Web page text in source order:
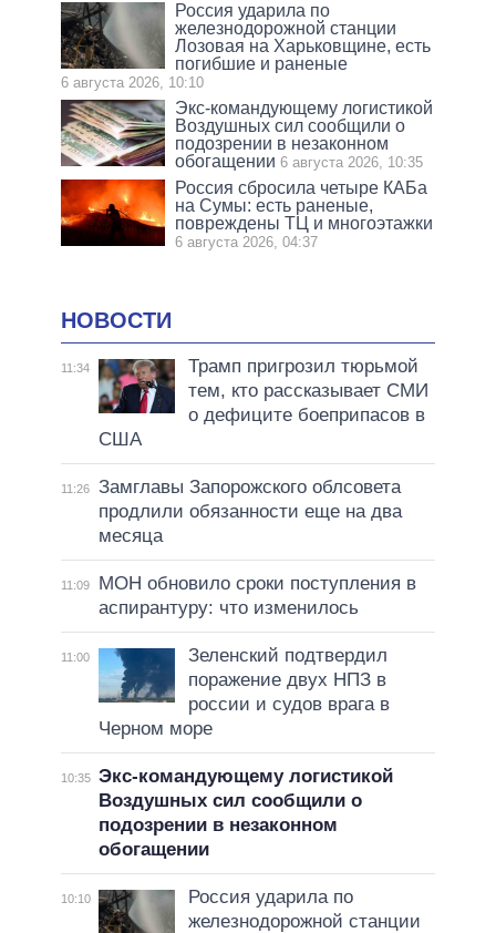
Россия ударила по
железнодорожной станции
Лозовая на Харьковщине, есть
погибшие и раненые
6 августа 2026, 10:10
Экс-командующему логистикой
Воздушных сил сообщили о
подозрении в незаконном
обогащении 6 августа 2026, 10:35
Россия сбросила четыре КАБа
на Сумы: есть раненые,
повреждены ТЦ и многоэтажки
6 августа 2026, 04:37
НОВОСТИ
11:34
Трамп пригрозил тюрьмой
тем, кто рассказывает СМИ
о дефиците боеприпасов в
США
11:26
Замглавы Запорожского облсовета
продлили обязанности еще на два
месяца
11:09
МОН обновило сроки поступления в
аспирантуру: что изменилось
11:00
Зеленский подтвердил
поражение двух НПЗ в
россии и судов врага в
Черном море
10:35 Экс-командующему логистикой
Воздушных сил сообщили о
подозрении в незаконном
обогащении
10:10
Россия ударила по
железнодорожной станции